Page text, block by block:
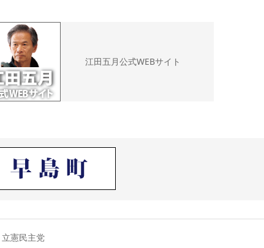
江田五月公式WEBサイト
立憲民主党